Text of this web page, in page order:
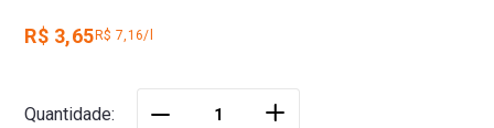
R$ 3,65 R$ 7,16/l
Quantidade ＋